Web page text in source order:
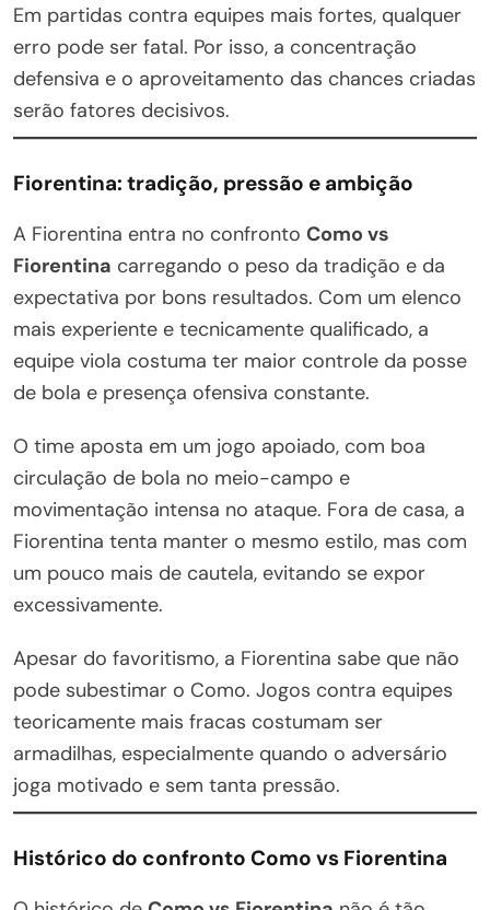
Em partidas contra equipes mais fortes, qualquer
erro pode ser fatal. Por isso, a concentração
defensiva e o aproveitamento das chances criadas
serão fatores decisivos.
Fiorentina: tradição, pressão e ambição
A Fiorentina entra no confronto Como vs
Fiorentina carregando o peso da tradição e da
expectativa por bons resultados. Com um elenco
mais experiente e tecnicamente qualificado, a
equipe viola costuma ter maior controle da posse
de bola e presença ofensiva constante.
O time aposta em um jogo apoiado, com boa
circulação de bola no meio-campo e
movimentação intensa no ataque. Fora de casa, a
Fiorentina tenta manter o mesmo estilo, mas com
um pouco mais de cautela, evitando se expor
excessivamente.
Apesar do favoritismo, a Fiorentina sabe que não
pode subestimar o Como. Jogos contra equipes
teoricamente mais fracas costumam ser
armadilhas, especialmente quando o adversário
joga motivado e sem tanta pressão.
Histórico do confronto Como vs Fiorentina